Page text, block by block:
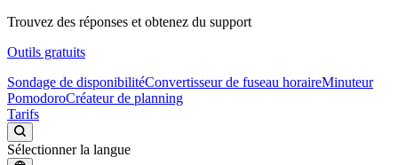
Trouvez des réponses et obtenez du support
Outils gratuits
Sondage de disponibilitéConvertisseur de fuseau horaireMinuteur
PomodoroCréateur de planning
Tarifs
Sélectionner la langue